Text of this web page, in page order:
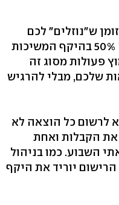
ש"נוזלים" לכם
מהידיים, החליטו על קיצוץ של 50% בהיקף המשיכות
פעולות מסוג זה
שלכם, מבלי להרגיש
לרשום כל הוצאה לא
את הקבלות ואחת
השבוע. כמו בניהול
יוריד את היקף